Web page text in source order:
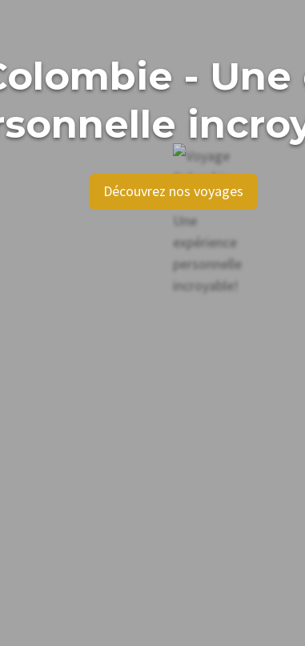
-
Découvrez nos voyages